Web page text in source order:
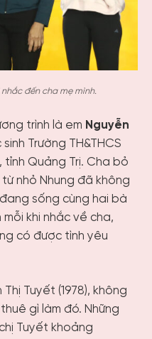
đến cha mẹ mình.
trình là em Nguyễn
sinh Trường TH&THCS
tỉnh Quảng Trị. Cha bỏ
nhỏ Nhung đã không
sống cùng hai bà
khi nhắc về cha,
có được tình yêu
Tuyết (1978), không
gì làm đó. Những
Tuyết khoảng